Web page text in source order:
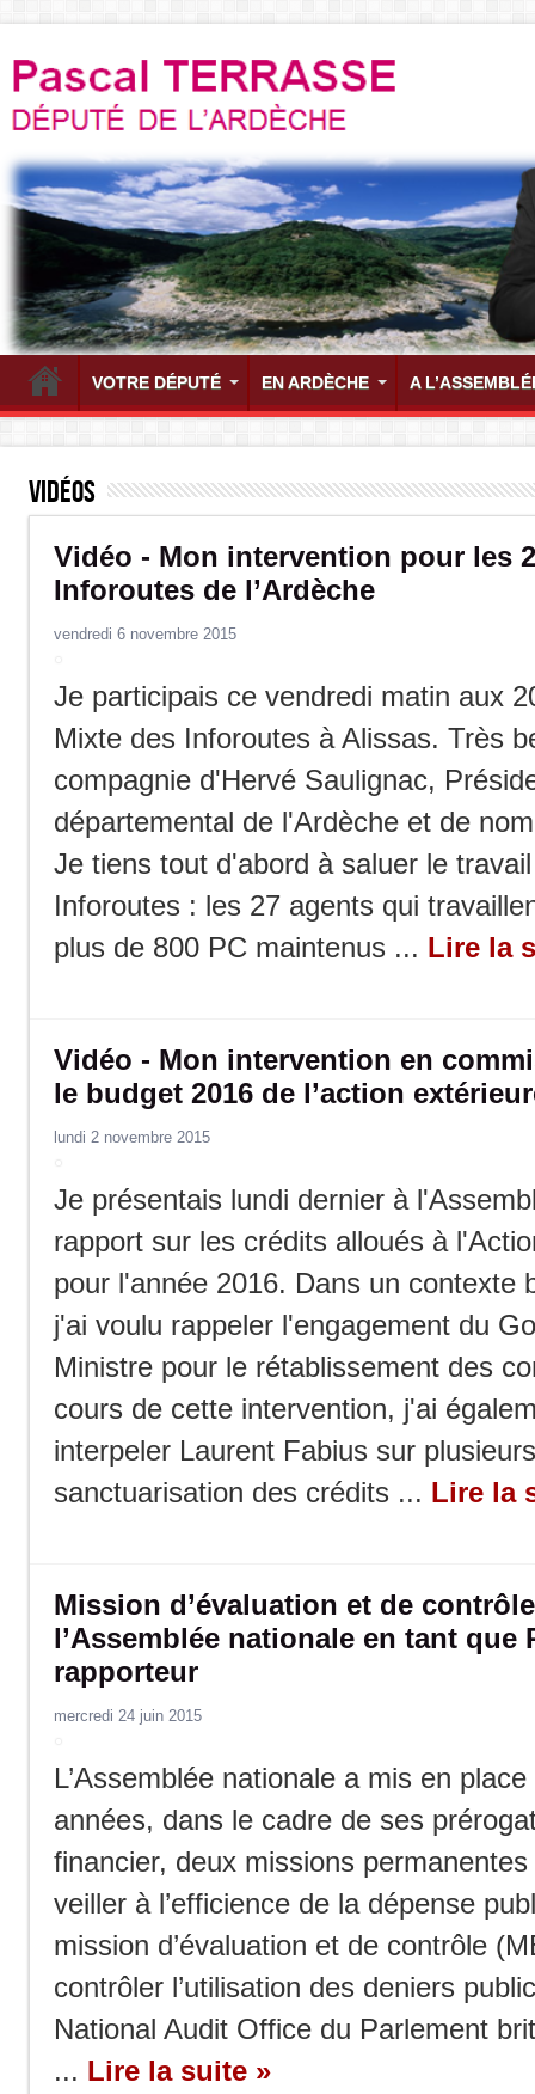
VOTRE DÉPUTÉ EN ARDÈCHE A
Vidéos
Vidéo - Mon intervention pour les
Inforoutes de l’Ardèche
vendredi 6 novembre 2015
Je participais ce vendredi matin aux
Mixte des Inforoutes à Alissas. Très
compagnie d'Hervé Saulignac,
départemental de l'Ardèche et de
Je tiens tout d'abord à saluer le
Inforoutes : les 27 agents qui
plus de 800 PC maintenus ... Lire la
Vidéo - Mon intervention en
le budget 2016 de l’action
lundi 2 novembre 2015
Je présentais lundi dernier à
rapport sur les crédits alloués à
pour l'année 2016. Dans un contexte
j'ai voulu rappeler l'engagement du
Ministre pour le rétablissement des
cours de cette intervention, j'ai
interpeler Laurent Fabius sur
sanctuarisation des crédits ... Lire la
Mission d’évaluation et de
l’Assemblée nationale en tant que
rapporteur
mercredi 24 juin 2015
L’Assemblée nationale a mis en
années, dans le cadre de ses
financier, deux missions permanentes
veiller à l’efficience de la dépense
mission d’évaluation et de contrôle
contrôler l’utilisation des deniers
National Audit Office du Parlement
... Lire la suite »